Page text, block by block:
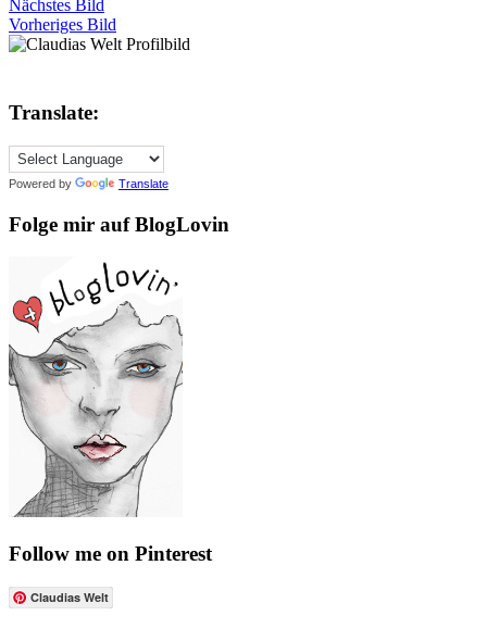
Nächstes Bild
Vorheriges Bild
Translate:
Powered by Translate
Folge mir auf BlogLovin
Follow me on Pinterest
Claudias Welt